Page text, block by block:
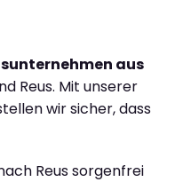
aus
Reus. Mit unserer
wir sicher, dass
Reus sorgenfrei